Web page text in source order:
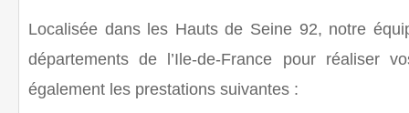
Localisée dans les Hauts de Seine 92, notre
départements de l’Ile-de-France pour réaliser
également les prestations suivantes :